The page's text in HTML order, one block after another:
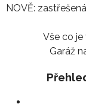
NOVĚ:
Vše co je
Garáž